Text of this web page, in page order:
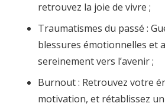
retrouvez la joie de vivre ;
Traumatismes du passé :
blessures émotionnelles et
sereinement vers l’avenir ;
Burnout : Retrouvez votre
motivation, et rétablissez